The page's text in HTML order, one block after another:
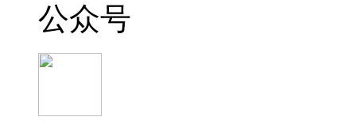
公众号